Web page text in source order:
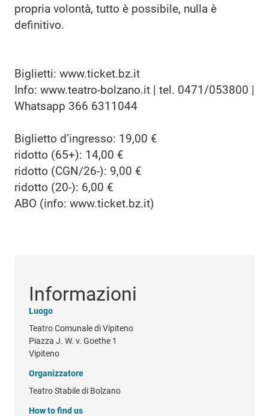
propria volontà, tutto è possibile, nulla è
definitivo.
Biglietti: www.ticket.bz.it
Info: www.teatro-bolzano.it | tel. 0471/053800 |
Whatsapp 366 6311044
Biglietto d’ingresso: 19,00 €
ridotto (65+): 14,00 €
ridotto (CGN/26-): 9,00 €
ridotto (20-): 6,00 €
ABO (info: www.ticket.bz.it)
Informazioni
Luogo
Teatro Comunale di Vipiteno
Piazza J. W. v. Goethe 1
Vipiteno
Organizzatore
Teatro Stabile di Bolzano
How to find us